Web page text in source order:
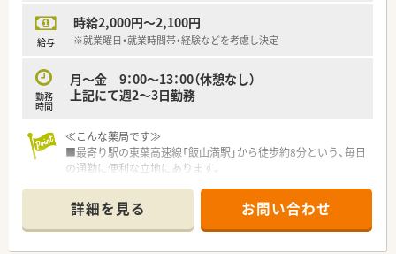
給与
時給2,000円～2,100円
※就業曜日・就業時間帯・経験などを考慮し決定
勤務
時間
月～金 9：00～13：00（休憩なし）
上記にて週2～3日勤務
≪こんな薬局です≫
■最寄り駅の東葉高速線「飯山満駅」から徒歩約8分という、毎日
の通勤に便利な立地にあります。
箋を応需しています。
■薬剤師は正社員、パート共に複数名在籍しており、常時3～4名
体制で業務を行っています。
詳細を見る お問い合わせ